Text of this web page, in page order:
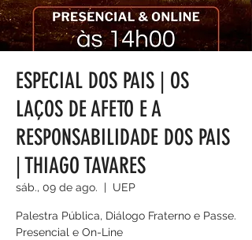
ESPECIAL DOS PAIS | OS
LAÇOS DE AFETO E A
RESPONSABILIDADE DOS PAIS
| THIAGO TAVARES
sáb., 09 de ago.
  |
UEP
Palestra Pública, Diálogo Fraterno e Passe.
Presencial e On-Line